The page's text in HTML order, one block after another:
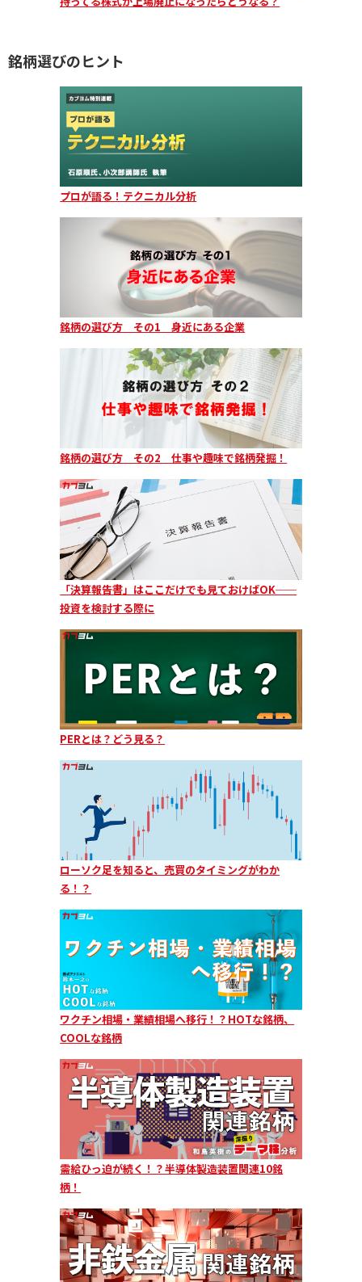
銘柄選びのヒント
プロが語る！テクニカル分析
銘柄の選び方 その1 身近にある企業
銘柄の選び方 その2 仕事や趣味で銘柄発掘！
「決算報告書」はここだけでも見ておけばOK──
投資を検討する際に
PERとは？どう見る？
ローソク足を知ると、売買のタイミングがわか
る！？
ワクチン相場・業績相場へ移行！？HOTな銘柄、
COOLな銘柄
需給ひっ迫が続く！？半導体製造装置関連10銘
柄！